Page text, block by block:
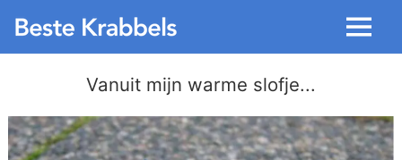
Menu
Vanuit mijn warme slofje...